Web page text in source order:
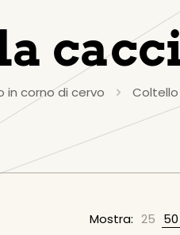
in corno di cervo
Mostra: 25 50